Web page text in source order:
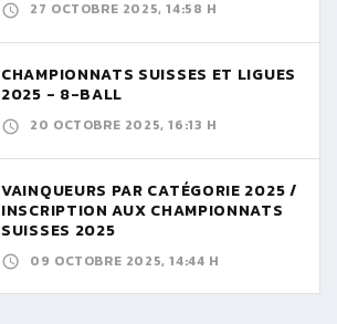
27 OCTOBRE 2025, 14:58 H
CHAMPIONNATS SUISSES ET LIGUES
2025 - 8-BALL
20 OCTOBRE 2025, 16:13 H
VAINQUEURS PAR CATÉGORIE 2025 /
INSCRIPTION AUX CHAMPIONNATS
SUISSES 2025
09 OCTOBRE 2025, 14:44 H